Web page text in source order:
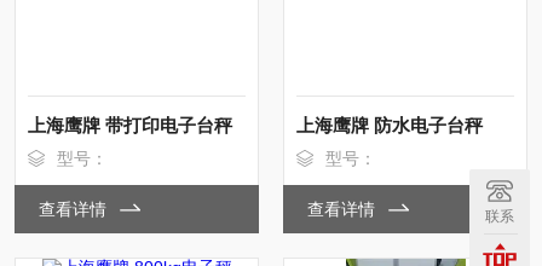
上海鹰牌 带打印电子台秤
型号：
查看详情
上海鹰牌 防水电子台秤
型号：
查看详情 联系